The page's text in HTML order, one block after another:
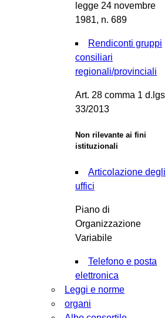
legge 24 novembre
1981, n. 689
Rendiconti gruppi
consiliari
regionali/provinciali
Art. 28 comma 1 d.lgs
33/2013
Non rilevante ai fini
istituzionali
Articolazione degli
uffici
Piano di
Organizzazione
Variabile
Telefono e posta
elettronica
Leggi e norme
organi